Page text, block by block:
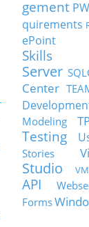
gement
quirements
ePoint
Skills
Server
Center
Modeling
Testing
Stories
Studio
API
Forms